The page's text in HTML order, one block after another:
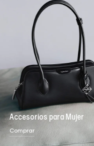
Accesorios para Mujer
Comprar